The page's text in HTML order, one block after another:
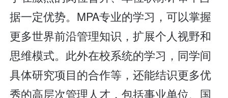
据一定优势。MPA专业的学习，可以掌握
更多世界前沿管理知识，扩展个人视野和
思维模式。此外在校系统的学习，同学间
具体研究项目的合作等，还能结识更多优
秀的高层次管理人才，包括事业单位、国